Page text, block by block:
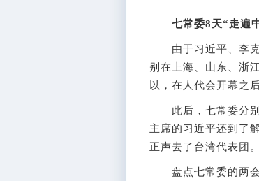
七常委8天“走遍
由于习近平、李克
别在上海、山东、浙
以，在人代会开幕之
此后，七常委分别
主席的习近平还到了
正声去了台湾代表团。
盘点七常委的两会